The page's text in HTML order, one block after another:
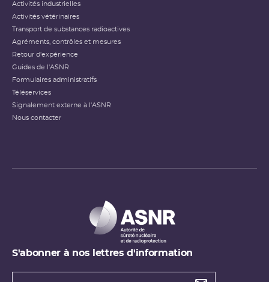
Activités industrielles
Activités vétérinaires
Transport de substances radioactives
Agréments, contrôles et mesures
Retour d'expérience
Guides de l'ASNR
Formulaires administratifs
Téléservices
Signalement externe à l'ASNR
Nous contacter
S'abonner à nos lettres d'information
Types de